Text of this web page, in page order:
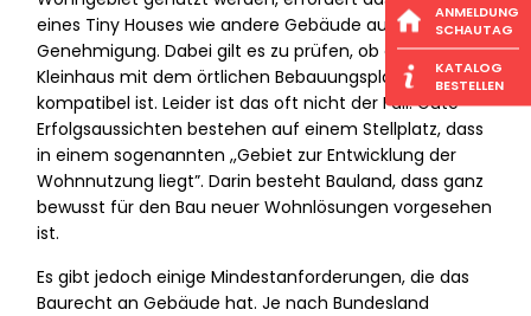
eines Tiny Houses wie andere Gebäude auch eine
Genehmigung. Dabei gilt es zu prüfen, ob das
Kleinhaus mit dem örtlichen Bebauungsplan
kompatibel ist. Leider ist das oft nicht der Fall. Gute
Erfolgsaussichten bestehen auf einem Stellplatz, dass
in einem sogenannten ,,Gebiet zur Entwicklung der
Wohnnutzung liegt”. Darin besteht Bauland, dass ganz
bewusst für den Bau neuer Wohnlösungen vorgesehen
ist.
Es gibt jedoch einige Mindestanforderungen, die das
Baurecht an Gebäude hat. Je nach Bundesland
ANMELDUNG
SCHAUTAG
KATALOG
BESTELLEN